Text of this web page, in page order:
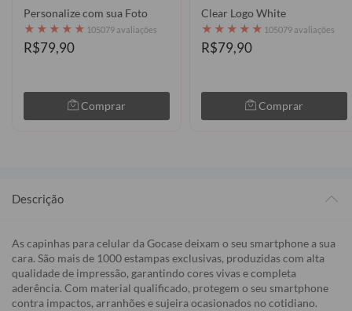
Personalize com sua Foto
★ ★ ★ ★ ★ 105079 avaliações
R$79,90
Comprar
Clear Logo White
★ ★ ★ ★ ★ 105079 avaliações
R$79,90
Comprar
Descrição
As capinhas para celular da Gocase deixam o seu smartphone a sua
cara. São mais de 1000 estampas exclusivas, produzidas com alta
qualidade de impressão, garantindo cores vivas e completa
aderência. Com material qualificado, protegem o seu smartphone
contra impactos, arranhões e sujeira ocasionados no cotidiano.